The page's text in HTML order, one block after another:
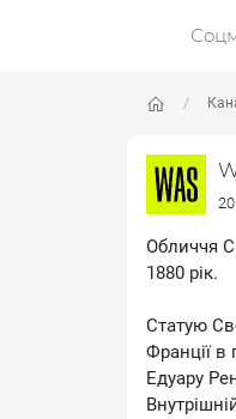
Обличчя
1880 рік.
Статую
Франції в
Едуару